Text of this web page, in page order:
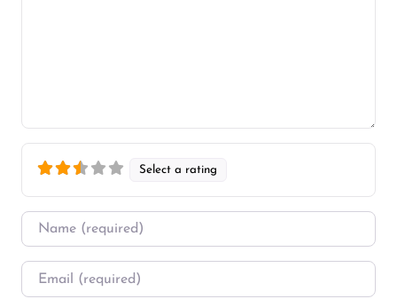
Select a rating
Name
Email